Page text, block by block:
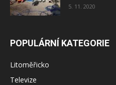
5. 11. 2020
POPULÁRNÍ KATEGORIE
Litoměřicko
Televize